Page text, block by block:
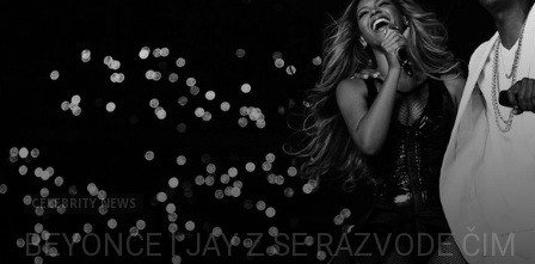
CELEBRITY NEWS
BEYONCE I JAY Z SE RAZVODE ČIM